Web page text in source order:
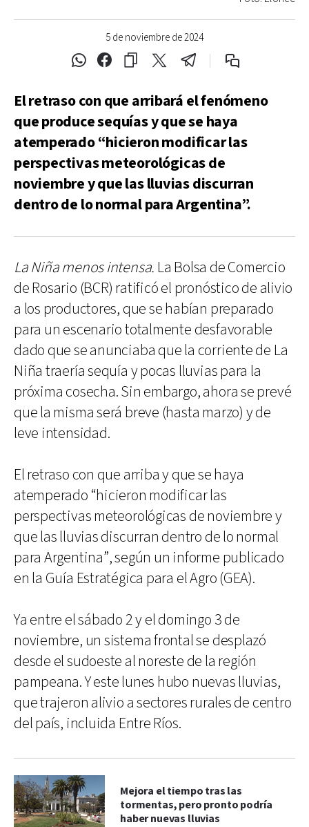
5 de noviembre de 2024
El retraso con que arribará el fenómeno
que produce sequías y que se haya
atemperado “hicieron modificar las
perspectivas meteorológicas de
noviembre y que las lluvias discurran
dentro de lo normal para Argentina”.
La Niña menos intensa. La Bolsa de Comercio
de Rosario (BCR) ratificó el pronóstico de alivio
a los productores, que se habían preparado
para un escenario totalmente desfavorable
dado que se anunciaba que la corriente de La
Niña traería sequía y pocas lluvias para la
próxima cosecha. Sin embargo, ahora se prevé
que la misma será breve (hasta marzo) y de
leve intensidad.
El retraso con que arriba y que se haya
atemperado “hicieron modificar las
perspectivas meteorológicas de noviembre y
que las lluvias discurran dentro de lo normal
para Argentina”, según un informe publicado
en la Guía Estratégica para el Agro (GEA).
Ya entre el sábado 2 y el domingo 3 de
noviembre, un sistema frontal se desplazó
desde el sudoeste al noreste de la región
pampeana. Y este lunes hubo nuevas lluvias,
que trajeron alivio a sectores rurales de centro
del país, incluida Entre Ríos.
Mejora el tiempo tras las
tormentas, pero pronto podría
haber nuevas lluvias